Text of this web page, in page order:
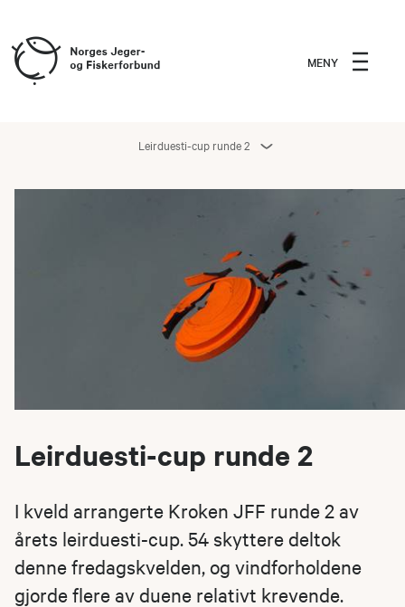
MENY
Leirduesti-cup runde 2
Leirduesti-cup runde 2
I kveld arrangerte Kroken JFF runde 2 av
årets leirduesti-cup. 54 skyttere deltok
denne fredagskvelden, og vindforholdene
gjorde flere av duene relativt krevende.